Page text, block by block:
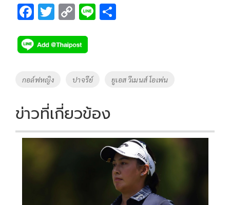
F
e
b
o
k
T
tt
er
C
p
y
Li
k
Li
Tags
กอล์ฟหญิง ปาจรีย์ ยูเอส วีเมนส์ โอเพ่น
ข่าวที่เกี่ยวข้อง